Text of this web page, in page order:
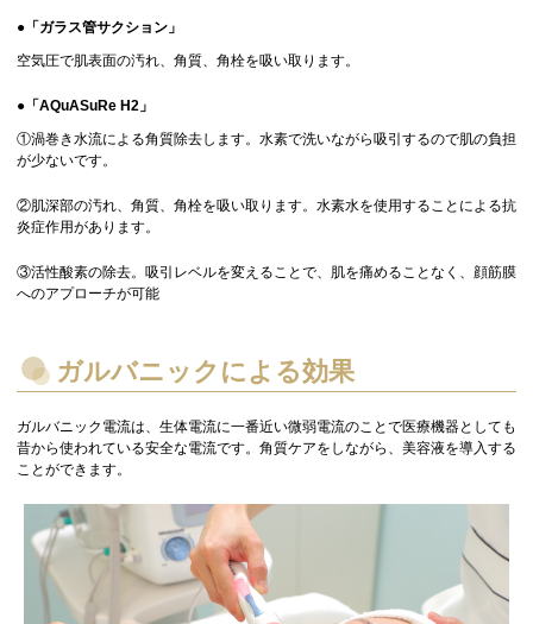
●「ガラス管サクション」
空気圧で肌表面の汚れ、角質、角栓を吸い取ります。
●「AQuASuRe H2」
①渦巻き水流による角質除去します。水素で洗いながら吸引するので肌の負担
が少ないです。
②肌深部の汚れ、角質、角栓を吸い取ります。水素水を使用することによる抗
炎症作用があります。
③活性酸素の除去。吸引レベルを変えることで、肌を痛めることなく、顔筋膜
へのアプローチが可能
ガルバニックによる効果
ガルバニック電流は、生体電流に一番近い微弱電流のことで医療機器としても
昔から使われている安全な電流です。角質ケアをしながら、美容液を導入する
ことができます。